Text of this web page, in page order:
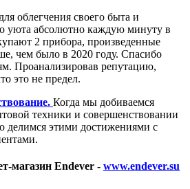
облегчения своего быта и
уюта абсолютно каждую минуту в
2 прибора, произведенные
чем было в 2020 году. Спасибо
Проанализировав репутацию,
это не предел.
Когда мы добиваемся
техники и совершенствовании
делимся этими достижениями с
магазин Endever - www.endever.su